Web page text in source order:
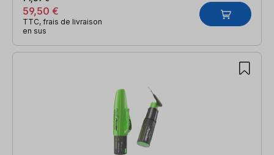
59,50 €
TTC, frais de livraison
en sus